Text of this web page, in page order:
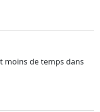
moins de temps dans